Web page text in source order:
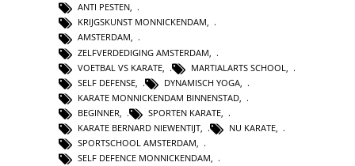
ANTI PESTEN,
KRIJGSKUNST MONNICKENDAM,
AMSTERDAM,
ZELFVERDEDIGING AMSTERDAM
VOETBAL VS KARATE
MARTIALARTS SCHOOL
SELF DEFENSE
DYNAMISCH YOGA
KARATE MONNICKENDAM BINNENSTAD
BEGINNER
SPORTEN KARATE
KARATE BERNARD NIEWENTIJT
NU KARATE
SPORTSCHOOL AMSTERDAM
SELF DEFENCE MONNICKENDAM